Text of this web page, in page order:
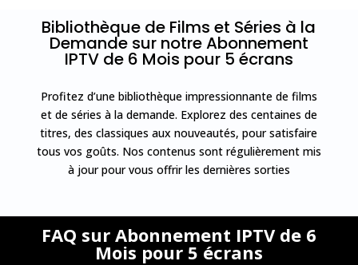
Bibliothèque de Films et Séries à la
Demande sur notre Abonnement
IPTV de 6 Mois pour 5 écrans
Profitez d’une bibliothèque impressionnante de films
et de séries à la demande. Explorez des centaines de
titres, des classiques aux nouveautés, pour satisfaire
tous vos goûts. Nos contenus sont régulièrement mis
à jour pour vous offrir les dernières sorties
FAQ sur Abonnement IPTV de 6
Mois pour 5 écrans